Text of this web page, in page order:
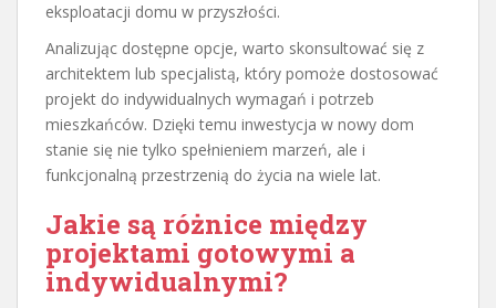
eksploatacji domu w przyszłości.
Analizując dostępne opcje, warto skonsultować się z
architektem lub specjalistą, który pomoże dostosować
projekt do indywidualnych wymagań i potrzeb
mieszkańców. Dzięki temu inwestycja w nowy dom
stanie się nie tylko spełnieniem marzeń, ale i
funkcjonalną przestrzenią do życia na wiele lat.
Jakie są różnice między
projektami gotowymi a
indywidualnymi?